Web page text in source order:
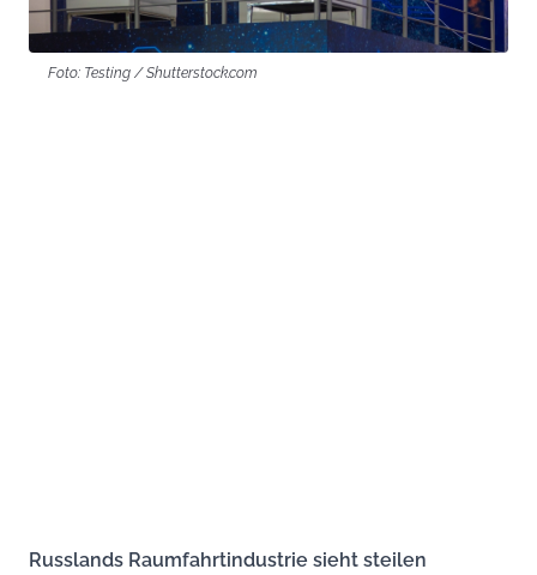
Foto: Testing / Shutterstock.com
Russlands Raumfahrtindustrie sieht steilen